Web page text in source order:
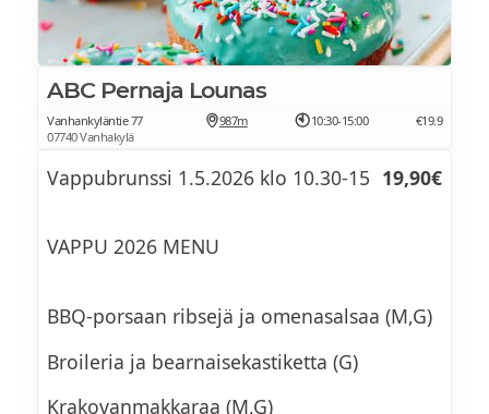
LEIKKELE-VALIKOIMA (M, G)
MUNAKOKKELIA (L, G)
PEKONIA (M, G)
LIHAPULLIA, KANATIKKUJA &
PAPUJA TOMAATTIKASTIKKEESSA (M, G +
VEGENAKKEJA (M, G + VEGE)
PARIISINPERUNOITA (M, G + VEGE)
ABC Pernaja Lounas
Vanhankyläntie 77
07740 Vanhakylä
987m 10:30-15:00 €19.9
Vappubrunssi 1.5.2026 klo 10.30-15 19,90€
VAPPU 2026 MENU
BBQ-porsaan ribsejä ja omenasalsaa (M,G)
Broileria ja bearnaisekastiketta (G)
Krakovanmakkaraa (M,G)